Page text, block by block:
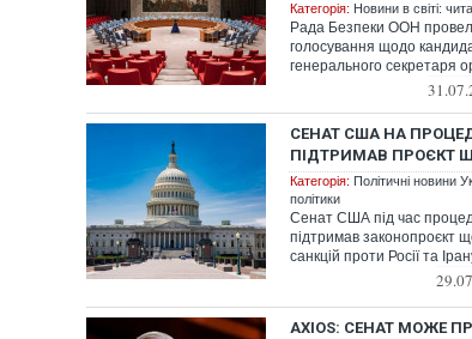
Категорія: Новини в світі:
Рада Безпеки ООН
голосування щодо
генерального секретаря
СЕНАТ США НА
ПІДТРИМАВ ПРОЄКТ
Категорія: Політичні новини
політики
Сенат США під час
підтримав законопроєкт
санкцій проти Росії та
AXIOS: СЕНАТ МОЖЕ